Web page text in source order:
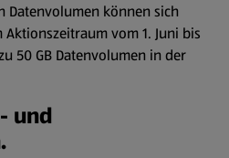
Datenvolumen können sich
vom 1. Juni bis
50 GB Datenvolumen in der
und